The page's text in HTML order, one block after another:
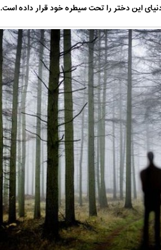
این دختر را تحت سیطره خود قرار داده است.